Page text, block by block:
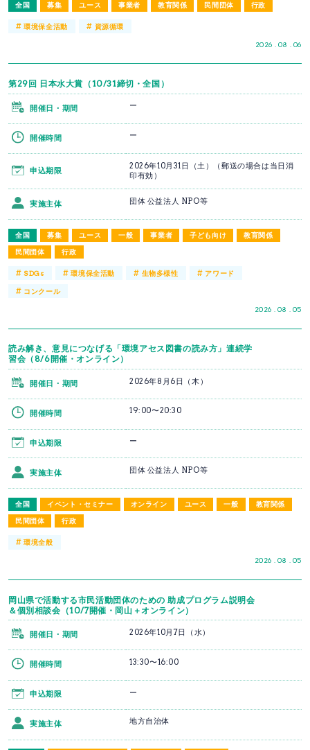
全国 募集 ユース 事業者 教育関係 民間団体 行政
2026 . 08 . 06
#環境保全活動 # 資源循環
第29回 日本水大賞（10/31締切・全国）
全国 募集 ユース 一般 事業者 子ども向け
教育関係
民間団体
行政
2026 . 08 . 05
開催日・期間 ー
開催時間 ー
申込期限
2026年10月31日（土）（郵送の場合は当日消
印有効）
実施主体 団体 公益法人 NPO等
#SDGs #環境保全活動 # 生物多様性 # アワード
# コンクール
読み解き、意見につなげる「環境アセス図書の読み方」連続学
習会（8/6開催・オンライン）
全国 イベント・セミナー オンライン ユース 一般
教育関係
民間団体
行政
2026 . 08 . 05
開催日・期間 2026年8月6日（木）
開催時間 19:00〜20:30
申込期限 ー
実施主体 団体 公益法人 NPO等
#環境全般
岡山県で活動する市民活動団体のための 助成プログラム説明会
＆個別相談会（10/7開催・岡山＋オンライン）
開催日・期間 2026年10月7日（水）
開催時間 13:30〜16:00
申込期限 ー
実施主体 地方自治体